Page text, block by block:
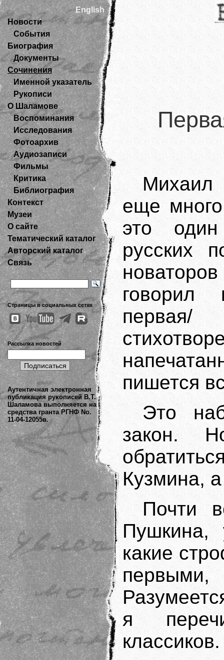
English
Новости
События
Биография
Документы
Сочинения
Именной указатель
Рукописи
О Шаламове
Воспоминания
Исследования
Фотоархив
Аудиозаписи
Фильмы
Критика
Библиография
Контекст
Музеи
О сайте
Тематический каталог
Авторский каталог
Связь
Страницы в социальных сетях
Рассылка новостей
Аутентичная электронная
публикация рукописей В.Т.
Шаламова выполняется на
средства гранта РГНФ No.
11-04-12055в.
Михаил
еще
это
русских
говорил
пишется
Это
закон.
Кузмина,
Почти
какие
я
классиков.